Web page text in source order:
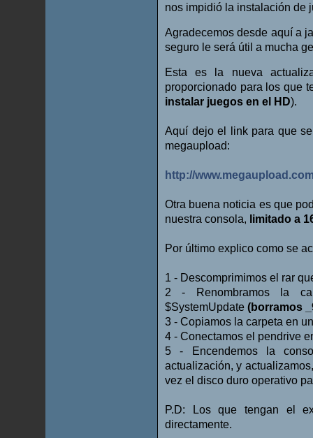
nos impidió la instalación de
Agradecemos desde aquí a
seguro le será útil a mucha
Esta es la nueva
proporcionado para los que
instalar juegos en el HD).
Aquí dejo el link para que
megaupload:
http://
Otra buena noticia es que
nuestra consola, limitado a
Por último explico como se
1 - Descomprimimos el rar
2 - Renombramos la
$SystemUpdate (borramos
3 - Copiamos la carpeta en
4 - Conectamos el pendrive
5 - Encendemos la
actualización, y
vez el disco duro operativo
P.D: Los que tengan el
directamente.